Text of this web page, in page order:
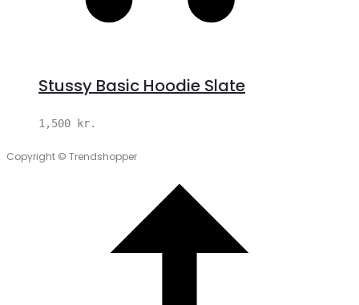
Stussy Basic Hoodie Slate
1,500 kr.
Copyright © Trendshopper